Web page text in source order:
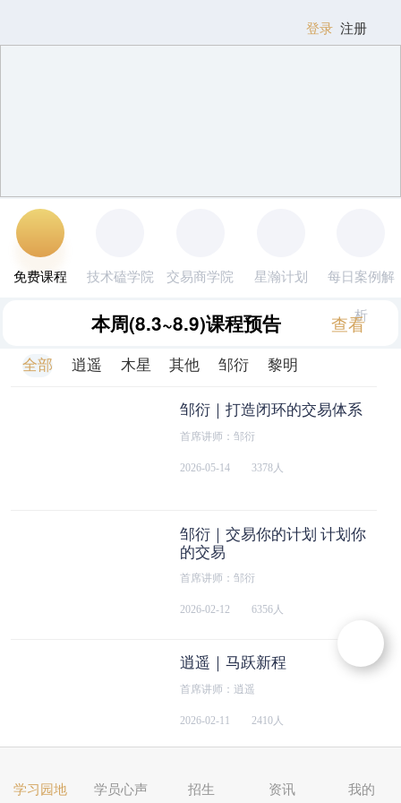
登录 注册
免费课程 技术磕学院 交易商学院 星瀚计划 每日案例解
析
本周(8.3~8.9)课程预告 查看
全部 逍遥 木星 其他 邹衍 黎明
邹衍｜打造闭环的交易体系
首席讲师：邹衍
2026-05-14 3378人
邹衍｜交易你的计划 计划你
的交易
首席讲师：邹衍
2026-02-12 6356人
逍遥｜马跃新程
首席讲师：逍遥
2026-02-11 2410人
邹衍｜拆解买点的核心逻辑
学习园地 学员心声 招生 资讯 我的